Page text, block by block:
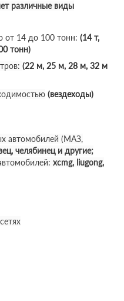
различные виды
от 14 до 100 тонн: (14 т,
тонн)
(22 м, 25 м, 28 м, 32 м
(вездеходы)
автомобилей (МАЗ,
челябинец и другие;
xcmg, liugong,